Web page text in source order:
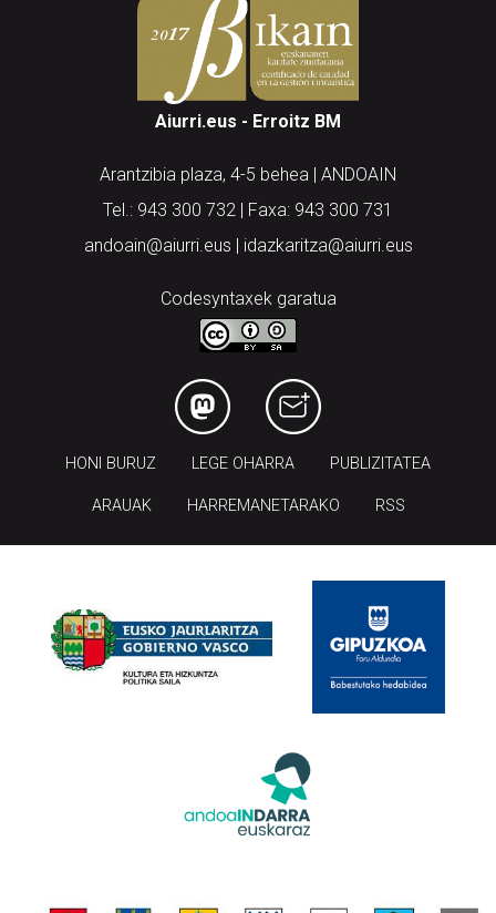
Aiurri.eus - Erroitz BM
Arantzibia plaza, 4-5 behea | ANDOAIN
Tel.: 943 300 732 | Faxa: 943 300 731
andoain@aiurri.eus | idazkaritza@aiurri.eus
Codesyntaxek garatua
HONI BURUZ LEGE OHARRA PUBLIZITATEA
ARAUAK HARREMANETARAKO RSS